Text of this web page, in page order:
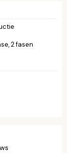
2 fasen